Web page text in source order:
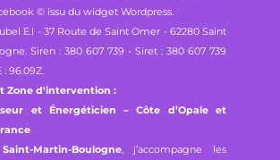
© issu du widget Wordpress.
E.I - 37 Route de Saint Omer - 62280 Saint
Siren : 380 607 739 - Siret : 380 607 739
: 96.09Z.
Zone d'intervention :
et Énergéticien – Côte d’Opale et
Saint-Martin-Boulogne, j’accompagne les